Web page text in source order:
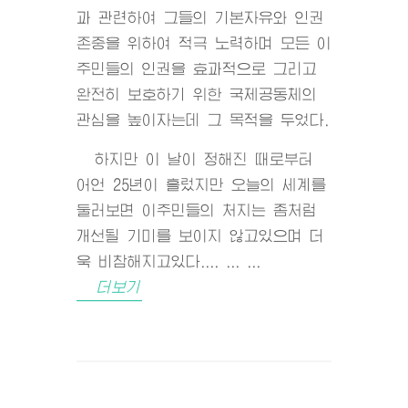
과 관련하여 그들의 기본자유와 인권
존중을 위하여 적극 노력하며 모든 이
주민들의 인권을 효과적으로 그리고
완전히 보호하기 위한 국제공동체의
관심을 높이자는데 그 목적을 두었다.
하지만 이 날이 정해진 때로부터
어언 25년이 흘렀지만 오늘의 세계를
둘러보면 이주민들의 처지는 좀처럼
개선될 기미를 보이지 않고있으며 더
욱 비참해지고있다.... ... ...
더보기